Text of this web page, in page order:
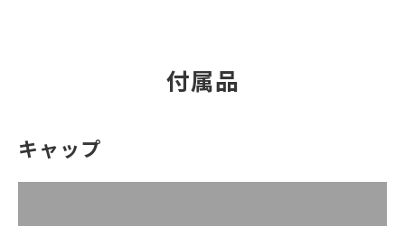
付属品
キャップ